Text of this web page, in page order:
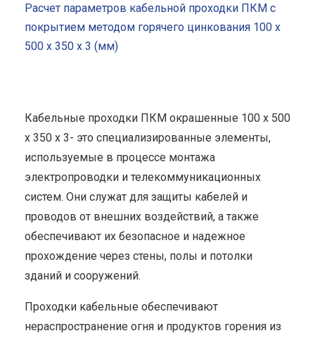
Расчет параметров кабельной проходки ПКМ с
покрытием методом горячего цинкования 100 x
500 x 350 x 3 (мм)
Кабельные проходки ПКМ окрашенные 100 x 500
x 350 x 3- это специализированные элементы,
используемые в процессе монтажа
электропроводки и телекоммуникационных
систем. Они служат для защиты кабелей и
проводов от внешних воздействий, а также
обеспечивают их безопасное и надежное
прохождение через стены, полы и потолки
зданий и сооружений.
Проходки кабельные обеспечивают
нераспространение огня и продуктов горения из